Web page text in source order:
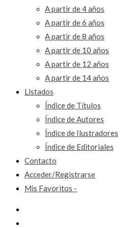
A partir de 4 años
A partir de 6 años
A partir de 8 años
A partir de 10 años
A partir de 12 años
A partir de 14 años
Listados
Índice de Títulos
Índice de Autores
Índice de Ilustradores
Índice de Editoriales
Contacto
Acceder/Registrarse
Mis Favoritos -